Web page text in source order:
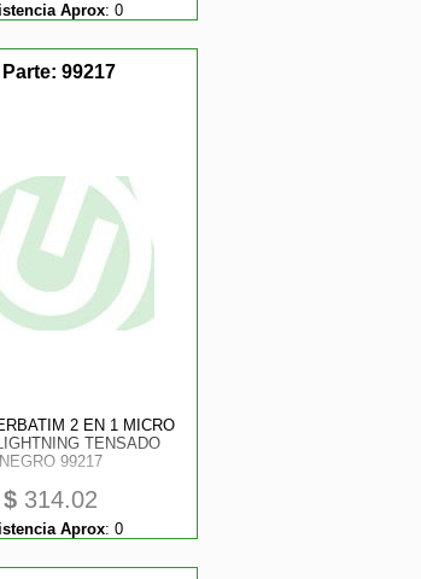
Aprox: 0
99217
2 EN 1 MICRO
TENSADO
NEGRO 99217
$ 314.02
Aprox: 0